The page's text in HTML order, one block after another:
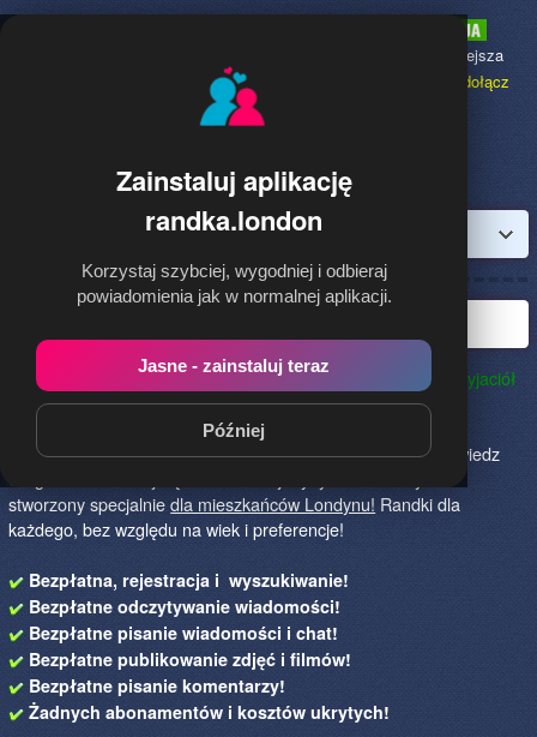
Zainstaluj aplikację
randka.london
Korzystaj szybciej, wygodniej i odbieraj
powiadomienia jak w normalnej aplikacji.
Jasne - zainstaluj teraz
Później
to najpopularniejsza
dołącz
Randka.london to najlepszy sposób na poznanie nowych przyjaciół
w Londynie!Określ czego szukasz i skończ z samotnością!
Znajdziesz tu osoby szukające miłości lub przygody, chętne
na randkę, imprezę i spotkanie na żywo! Dołącz do nas, powiedz
stworzony specjalniedla mieszkańców Londynu! Randki dla
każdego, bez względu na wiek i preferencje!
Bezpłatna, rejestracja i wyszukiwanie!
Bezpłatne odczytywanie wiadomości!
Bezpłatne pisanie wiadomości i chat!
Bezpłatne publikowanie zdjęć i filmów!
Bezpłatne pisanie komentarzy!
Żadnych abonamentów i kosztów ukrytych!